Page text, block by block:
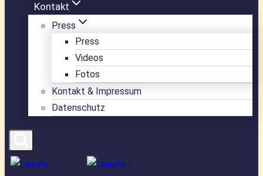
Kontakt
Press
Press
Videos
Fotos
Kontakt & Impressum
Datenschutz